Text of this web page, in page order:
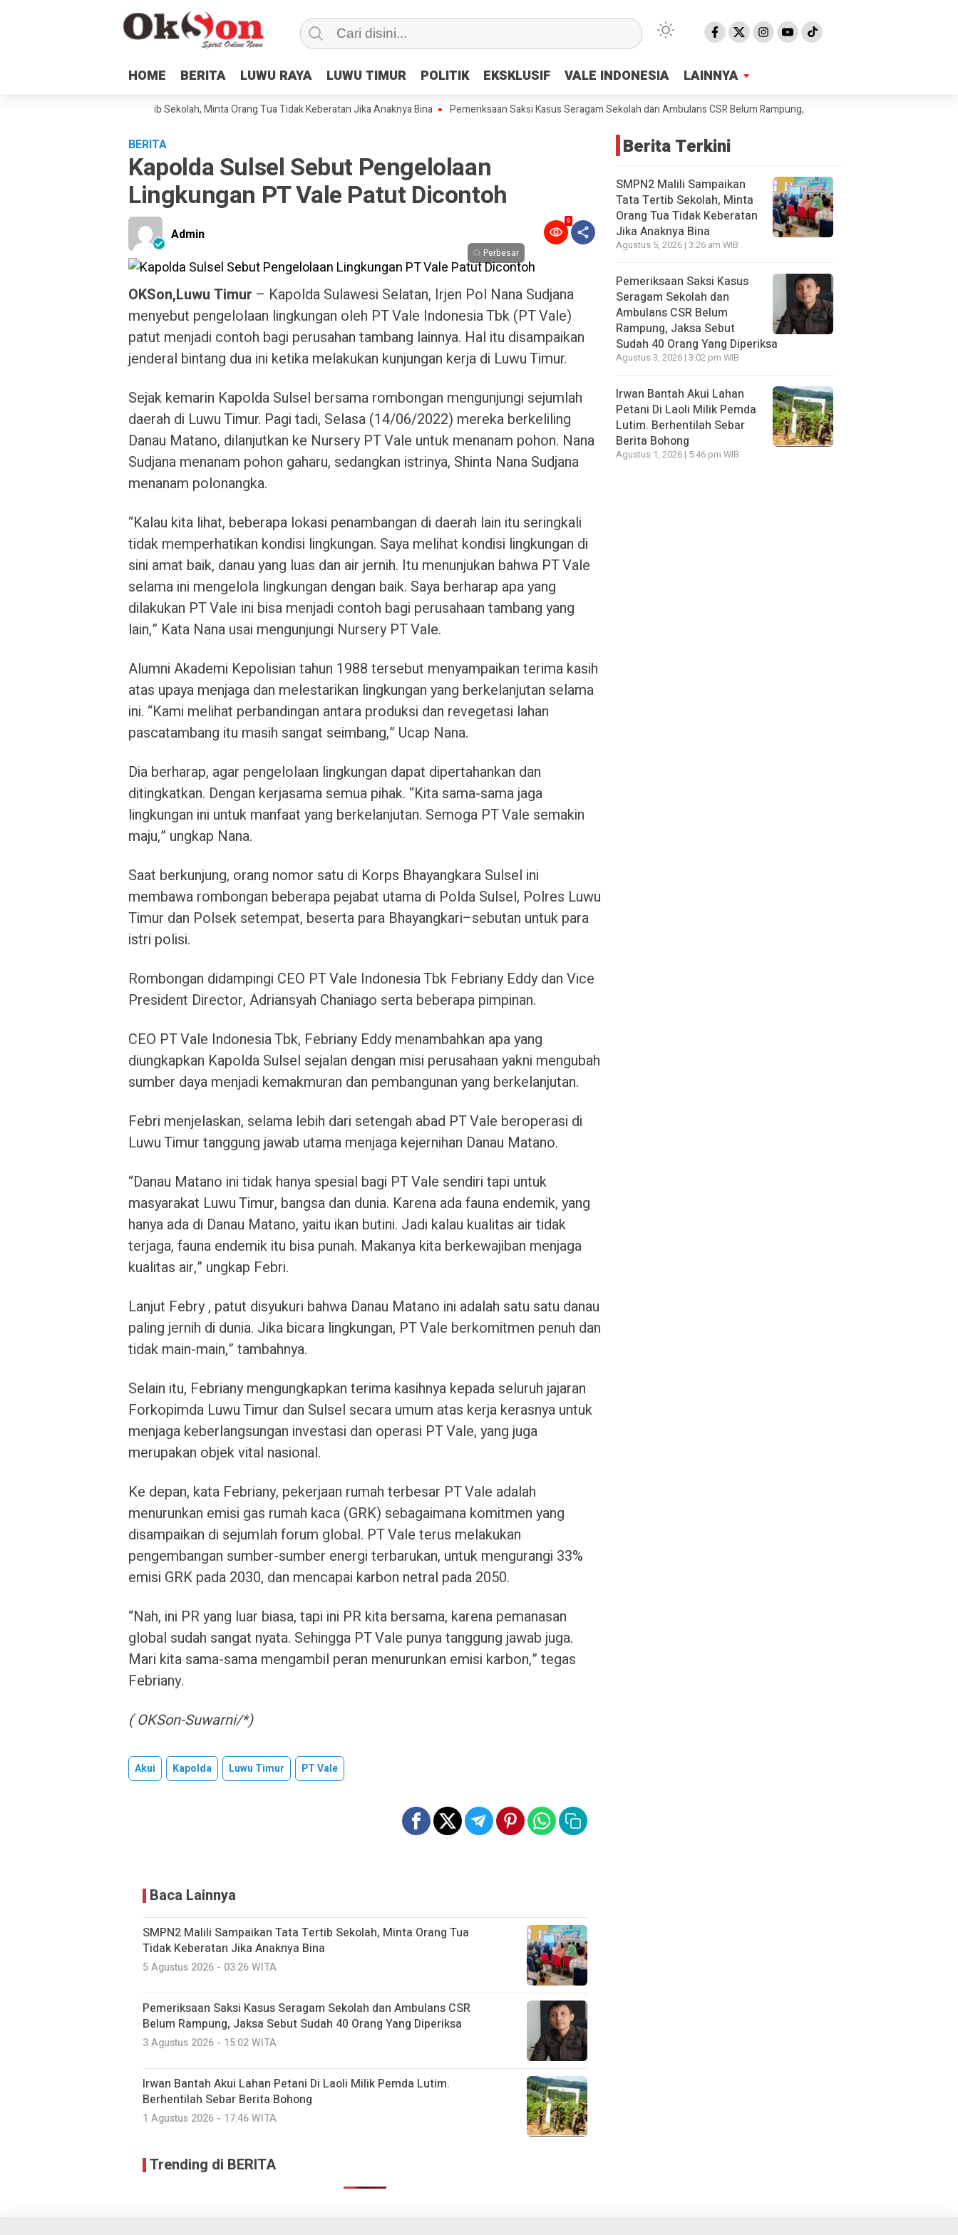
HOME BERITA LUWU RAYA LUWU TIMUR POLITIK EKSKLUSIF VALE INDONESIA LAINNYA
HOME BERITA LUWU RAYA LUWU TIMUR POLITIK EKSKLUSIF VALE INDONESIA LAINNYA
Malili Sampaikan Tata Tertib Sekolah, Minta Orang Tua Tidak Keberatan Jika Anaknya Bina Pemeriksaan Saksi Kasus Seragam Sekolah dan Ambulans CSR Belum Rampung, Jaksa Sebut Sudah 40 Orang Yang
BERITA
Kapolda Sulsel Sebut Pengelolaan
Lingkungan PT Vale Patut Dicontoh
Admin
9
Perbesar
OKSon,Luwu Timur – Kapolda Sulawesi Selatan, Irjen Pol Nana Sudjana
menyebut pengelolaan lingkungan oleh PT Vale Indonesia Tbk (PT Vale)
patut menjadi contoh bagi perusahan tambang lainnya. Hal itu disampaikan
jenderal bintang dua ini ketika melakukan kunjungan kerja di Luwu Timur.
Sejak kemarin Kapolda Sulsel bersama rombongan mengunjungi sejumlah
daerah di Luwu Timur. Pagi tadi, Selasa (14/06/2022) mereka berkeliling
Danau Matano, dilanjutkan ke Nursery PT Vale untuk menanam pohon. Nana
Sudjana menanam pohon gaharu, sedangkan istrinya, Shinta Nana Sudjana
menanam polonangka.
“Kalau kita lihat, beberapa lokasi penambangan di daerah lain itu seringkali
tidak memperhatikan kondisi lingkungan. Saya melihat kondisi lingkungan di
sini amat baik, danau yang luas dan air jernih. Itu menunjukan bahwa PT Vale
selama ini mengelola lingkungan dengan baik. Saya berharap apa yang
dilakukan PT Vale ini bisa menjadi contoh bagi perusahaan tambang yang
lain,” Kata Nana usai mengunjungi Nursery PT Vale.
Alumni Akademi Kepolisian tahun 1988 tersebut menyampaikan terima kasih
atas upaya menjaga dan melestarikan lingkungan yang berkelanjutan selama
ini. “Kami melihat perbandingan antara produksi dan revegetasi lahan
pascatambang itu masih sangat seimbang,” Ucap Nana.
Dia berharap, agar pengelolaan lingkungan dapat dipertahankan dan
ditingkatkan. Dengan kerjasama semua pihak. “Kita sama-sama jaga
lingkungan ini untuk manfaat yang berkelanjutan. Semoga PT Vale semakin
maju,” ungkap Nana.
Saat berkunjung, orang nomor satu di Korps Bhayangkara Sulsel ini
membawa rombongan beberapa pejabat utama di Polda Sulsel, Polres Luwu
Timur dan Polsek setempat, beserta para Bhayangkari–sebutan untuk para
istri polisi.
Rombongan didampingi CEO PT Vale Indonesia Tbk Febriany Eddy dan Vice
President Director, Adriansyah Chaniago serta beberapa pimpinan.
CEO PT Vale Indonesia Tbk, Febriany Eddy menambahkan apa yang
diungkapkan Kapolda Sulsel sejalan dengan misi perusahaan yakni mengubah
sumber daya menjadi kemakmuran dan pembangunan yang berkelanjutan.
Febri menjelaskan, selama lebih dari setengah abad PT Vale beroperasi di
Luwu Timur tanggung jawab utama menjaga kejernihan Danau Matano.
“Danau Matano ini tidak hanya spesial bagi PT Vale sendiri tapi untuk
masyarakat Luwu Timur, bangsa dan dunia. Karena ada fauna endemik, yang
hanya ada di Danau Matano, yaitu ikan butini. Jadi kalau kualitas air tidak
terjaga, fauna endemik itu bisa punah. Makanya kita berkewajiban menjaga
kualitas air,” ungkap Febri.
Lanjut Febry , patut disyukuri bahwa Danau Matano ini adalah satu satu danau
paling jernih di dunia. Jika bicara lingkungan, PT Vale berkomitmen penuh dan
tidak main-main,” tambahnya.
Selain itu, Febriany mengungkapkan terima kasihnya kepada seluruh jajaran
Forkopimda Luwu Timur dan Sulsel secara umum atas kerja kerasnya untuk
menjaga keberlangsungan investasi dan operasi PT Vale, yang juga
merupakan objek vital nasional.
Ke depan, kata Febriany, pekerjaan rumah terbesar PT Vale adalah
menurunkan emisi gas rumah kaca (GRK) sebagaimana komitmen yang
disampaikan di sejumlah forum global. PT Vale terus melakukan
pengembangan sumber-sumber energi terbarukan, untuk mengurangi 33%
emisi GRK pada 2030, dan mencapai karbon netral pada 2050.
“Nah, ini PR yang luar biasa, tapi ini PR kita bersama, karena pemanasan
global sudah sangat nyata. Sehingga PT Vale punya tanggung jawab juga.
Mari kita sama-sama mengambil peran menurunkan emisi karbon,” tegas
Febriany.
( OKSon-Suwarni/*)
Akui Kapolda Luwu Timur PT Vale
Baca Lainnya
SMPN2 Malili Sampaikan Tata Tertib Sekolah, Minta Orang Tua
Tidak Keberatan Jika Anaknya Bina
5 Agustus 2026 - 03:26 WITA
Pemeriksaan Saksi Kasus Seragam Sekolah dan Ambulans CSR
Belum Rampung, Jaksa Sebut Sudah 40 Orang Yang Diperiksa
3 Agustus 2026 - 15:02 WITA
Irwan Bantah Akui Lahan Petani Di Laoli Milik Pemda Lutim.
Berhentilah Sebar Berita Bohong
1 Agustus 2026 - 17:46 WITA
Trending di BERITA
Berita Terkini
SMPN2 Malili Sampaikan
Tata Tertib Sekolah, Minta
Orang Tua Tidak Keberatan
Jika Anaknya Bina
Agustus 5, 2026 | 3:26 am WIB
Pemeriksaan Saksi Kasus
Seragam Sekolah dan
Ambulans CSR Belum
Rampung, Jaksa Sebut
Sudah 40 Orang Yang Diperiksa
Agustus 3, 2026 | 3:02 pm WIB
Irwan Bantah Akui Lahan
Petani Di Laoli Milik Pemda
Lutim. Berhentilah Sebar
Berita Bohong
Agustus 1, 2026 | 5:46 pm WIB